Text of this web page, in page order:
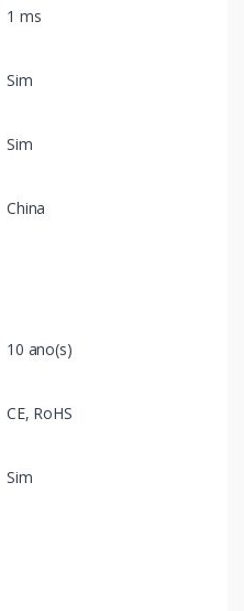
1 ms
Sim
Sim
China
10 ano(s)
CE, RoHS
Sim